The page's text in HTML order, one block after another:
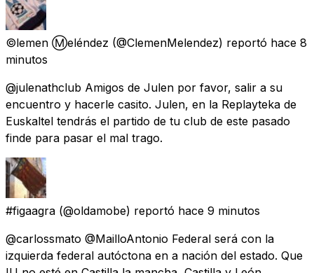
©️lemen Ⓜ️eléndez (@ClemenMelendez) reportó hace 8
minutos
@julenathclub Amigos de Julen por favor, salir a su
encuentro y hacerle casito. Julen, en la Replayteka de
Euskaltel tendrás el partido de tu club de este pasado
finde para pasar el mal trago.
#figaagra (@oldamobe) reportó hace 9 minutos
@carlossmato @MailloAntonio Federal será con la
izquierda federal autóctona en a nación del estado. Que